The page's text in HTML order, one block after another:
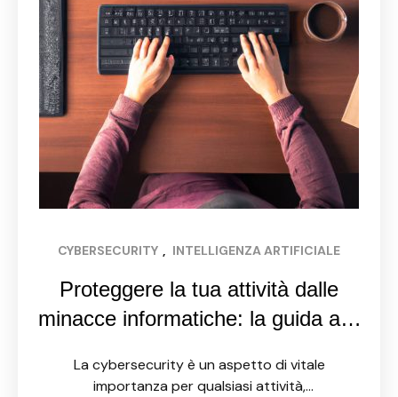
CYBERSECURITY , INTELLIGENZA ARTIFICIALE
Proteggere la tua attività dalle
minacce informatiche: la guida alla
La cybersecurity è un aspetto di vitale
importanza per qualsiasi attività,